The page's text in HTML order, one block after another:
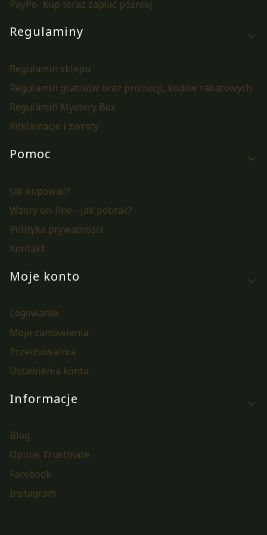
PayPo- kup teraz zapłać później
Regulaminy
Regulamin sklepu
Regulamin gratisów oraz promocji, kodów rabatowych
Regulamin Mystery Box
Reklamacje i zwroty
Pomoc
Jak kupować?
Wzory on-line - jak pobrać?
Polityka prywatności
Kontakt
Moje konto
Logowanie
Moje zamówienia
Przechowalnia
Ustawienia konta
Informacje
Blog
Opinie Trustmate
Facebook
Instagram